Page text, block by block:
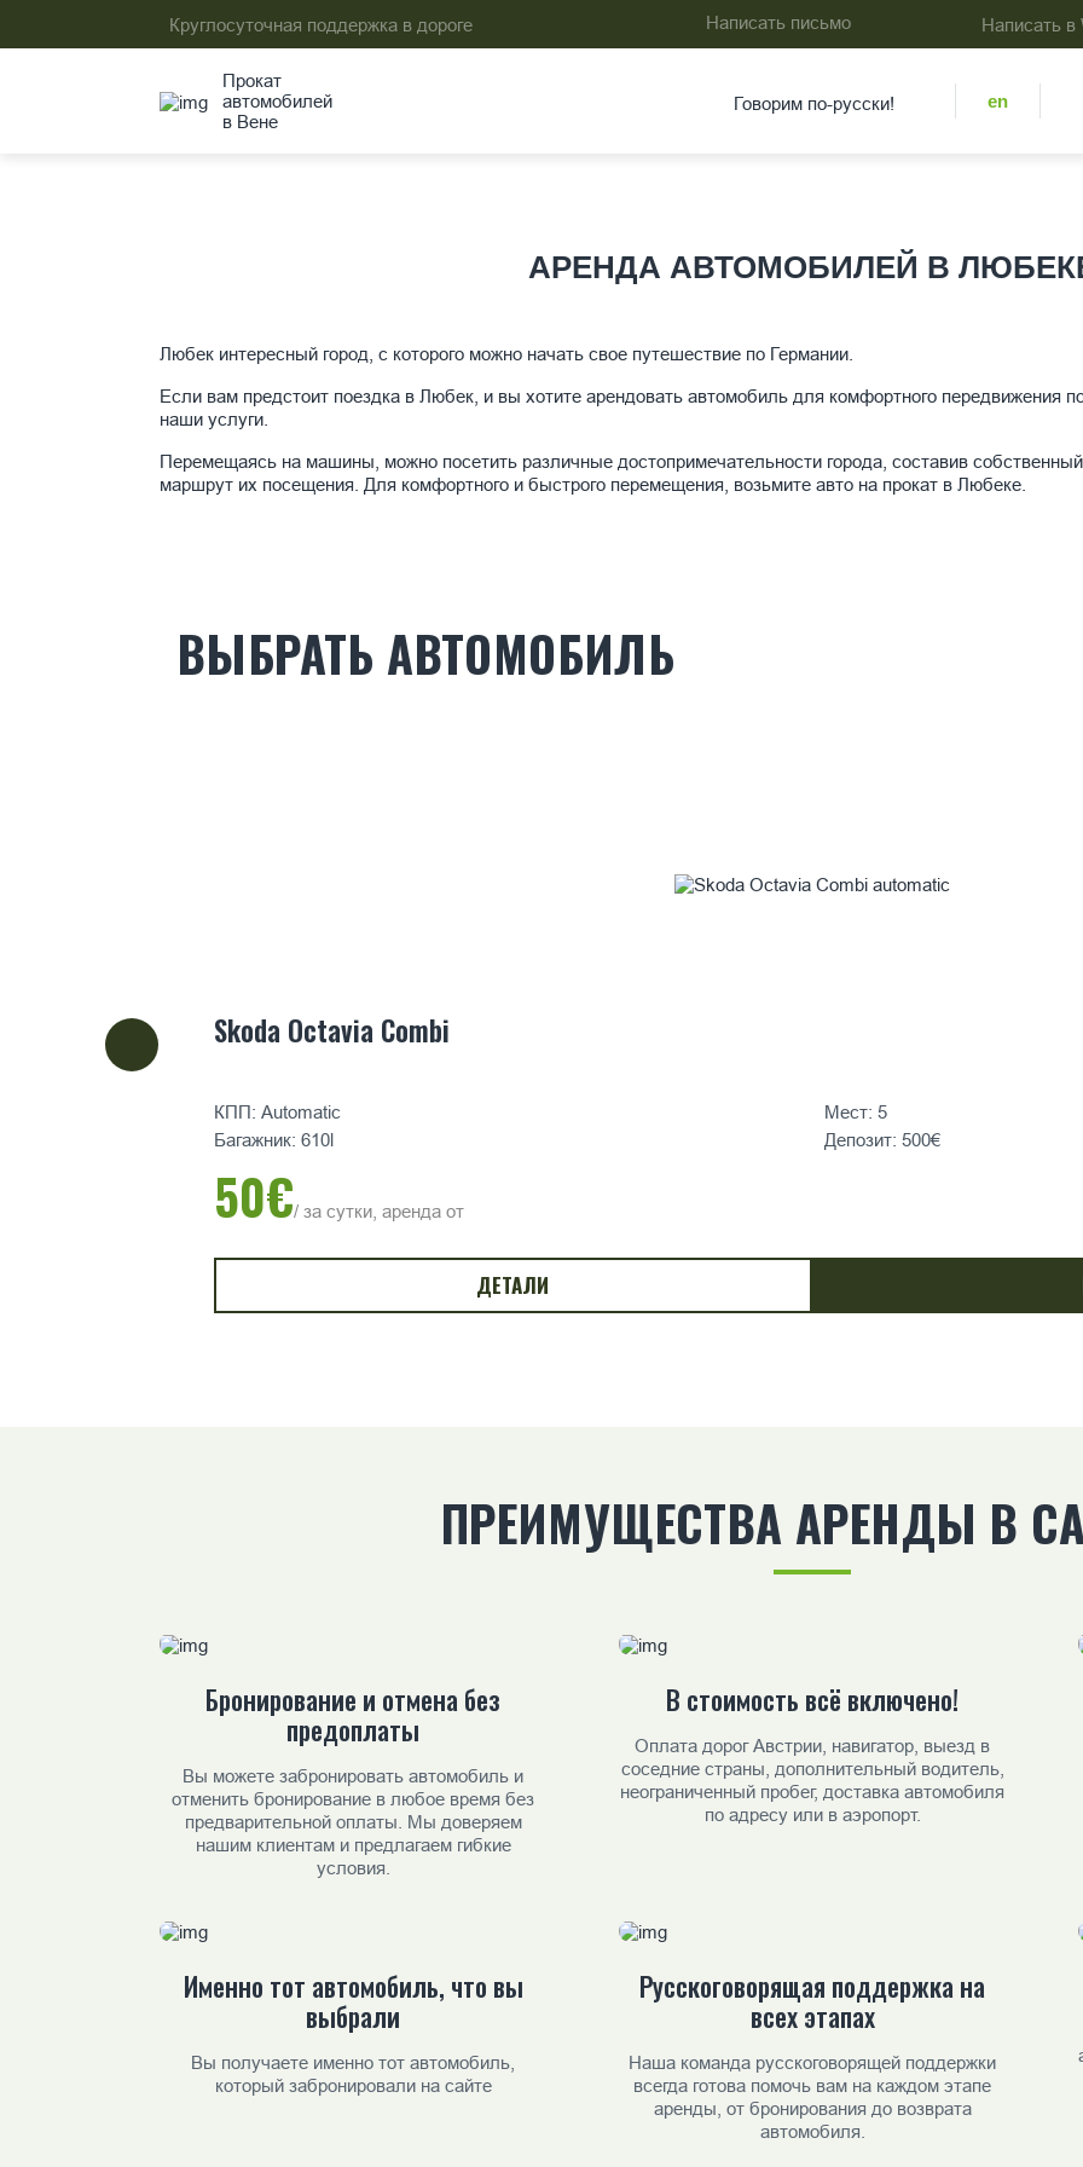
Круглосуточная поддержка в дороге Написать письмо Написать в
Прокат
автомобилей
в Вене
Говорим по-русски! en
АРЕНДА АВТОМОБИЛЕЙ В
Любек интересный город, с которого можно начать свое путешествие по Германии.
Если вам предстоит поездка в Любек, и вы хотите арендовать автомобиль для комфортного передвижения
наши услуги.
Перемещаясь на машины, можно посетить различные достопримечательности города, составив
маршрут их посещения. Для комфортного и быстрого перемещения, возьмите авто на прокат в Любеке.
ВЫБРАТЬ АВТОМОБИЛЬ
Skoda Octavia Combi
КПП: Automatic
Мест: 5
Багажник: 610l
Депозит: 500€
50€/ за сутки, аренда от
ДЕТАЛИ
ПРЕИМУЩЕСТВА АРЕНДЫ В
Бронирование и отмена без
предоплаты
Вы можете забронировать автомобиль и
отменить бронирование в любое время без
предварительной оплаты. Мы доверяем
нашим клиентам и предлагаем гибкие
условия.
В стоимость всё включено!
Оплата дорог Австрии, навигатор, выезд в
соседние страны, дополнительный водитель,
неограниченный пробег, доставка автомобиля
по адресу или в аэропорт.
Именно тот автомобиль, что вы
выбрали
Вы получаете именно тот автомобиль,
который забронировали на сайте
Русскоговорящая поддержка на
всех этапах
Наша команда русскоговорящей поддержки
всегда готова помочь вам на каждом этапе
аренды, от бронирования до возврата
автомобиля.